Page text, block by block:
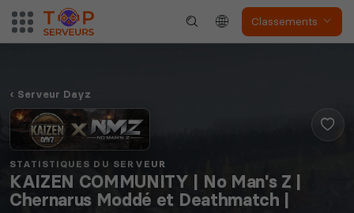
Classements
Serveur Dayz
STATISTIQUES DU SERVEUR
KAIZEN COMMUNITY | No Man's Z |
Chernarus Moddé et Deathmatch |